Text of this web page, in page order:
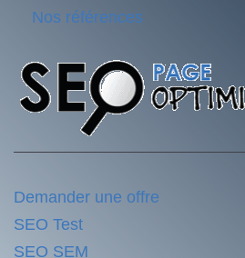
Nos références
Demander une offre
SEO Test
SEO SEM